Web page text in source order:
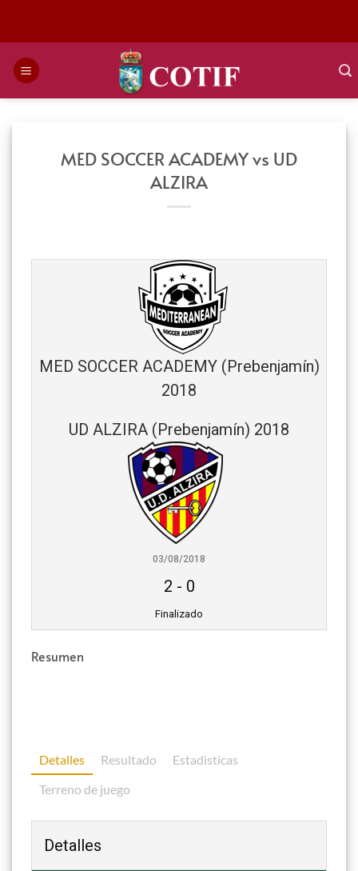
MED SOCCER ACADEMY vs UD
ALZIRA
MED SOCCER ACADEMY (Prebenjamín)
2018
UD ALZIRA (Prebenjamín) 2018
03/08/2018
2 - 0
Finalizado
Resumen
Detalles Resultado
Estadisticas
Terreno de juego
Detalles